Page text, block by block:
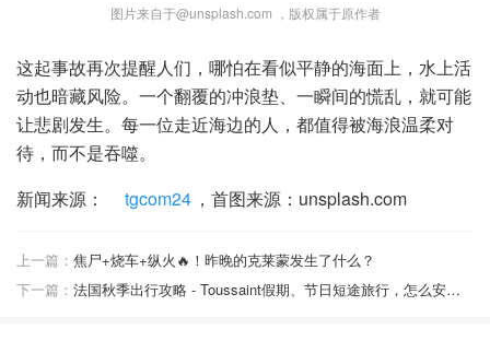
图片来自于@unsplash.com ，版权属于原作者
这起事故再次提醒人们，哪怕在看似平静的海面上，水上活
动也暗藏风险。一个翻覆的冲浪垫、一瞬间的慌乱，就可能
让悲剧发生。每一位走近海边的人，都值得被海浪温柔对
待，而不是吞噬。
新闻来源：
tgcom24 ，首图来源：unsplash.com
上一篇： 焦尸+烧车+纵火🔥！昨晚的克莱蒙发生了什么？
下一篇：
法国秋季出行攻略 - Toussaint假期、节日短途旅行，怎么安排划算？